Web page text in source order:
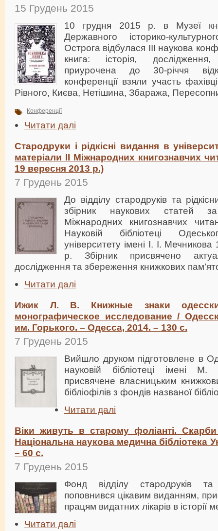
15 Грудень 2015
10 грудня 2015 р. в Музеї
Державного історико-
Острога відбулася ІІІ наукова
книга: історія, дослідження,
приурочена до 30-річчя
конференції взяли участь
Рівного, Києва, Нетішина, Збаража,
Конференції
Читати далі
Стародруки і рідкісні видання в
матеріали ІІ Міжнародних книгознавчих
19 вересня 2013 р.)
7 Грудень 2015
До відділу стародруків та
збірник наукових статей
Міжнародних книгознавчих
Науковій бібліотеці
університету імені І. І.
р. Збірник присвячено
дослідження та збереження книжкових
Читати далі
Ижик Л. В. Книжные знаки
монографическое исследование /
им. Горького. – Одесса, 2014. – 130 с.
7 Грудень 2015
Вийшло друком підготовлене в
науковій бібліотеці імені М.
присвячене власницьким
бібліофілів з фондів названої
Читати далі
Віки живуть в старому фоліанті.
Національна наукова медична бібліотека
– 60 с.
7 Грудень 2015
Фонд відділу стародруків та
поповнився цікавим виданням,
працям видатних лікарів в історії
Читати далі